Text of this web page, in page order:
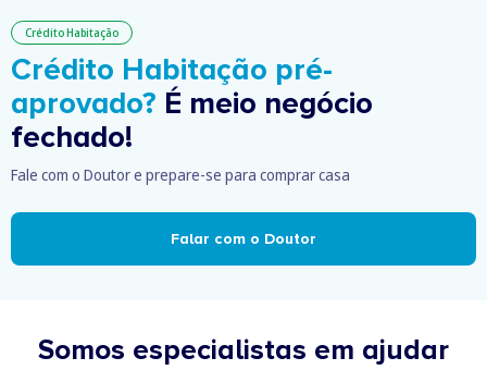
Crédito Habitação
Crédito Habitação pré-
aprovado? É meio negócio
fechado!
Fale com o Doutor e prepare-se para comprar casa
Falar com o Doutor
Somos especialistas em ajudar